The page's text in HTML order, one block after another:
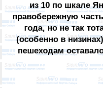
из 10 по шкале
правобережную
года, но не так
(особенно в
пешеходам